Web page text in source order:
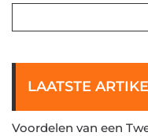
LAATSTE
Voordelen van een